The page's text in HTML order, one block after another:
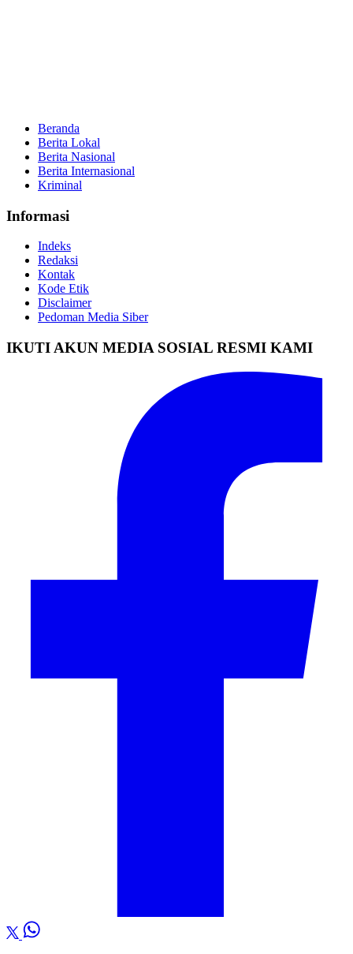
Beranda
Berita Lokal
Berita Nasional
Berita Internasional
Kriminal
Informasi
Indeks
Redaksi
Kontak
Kode Etik
Disclaimer
Pedoman Media Siber
IKUTI AKUN MEDIA SOSIAL RESMI KAMI